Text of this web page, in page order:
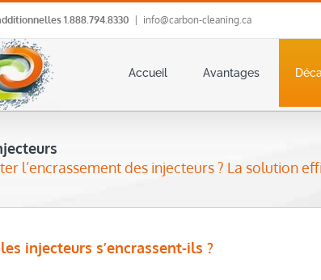
1.888.794.8330 info@carbon-cleaning.ca
Accueil Avantages
l’encrassement des injecteurs ? La solution
injecteurs s’encrassent-ils ?